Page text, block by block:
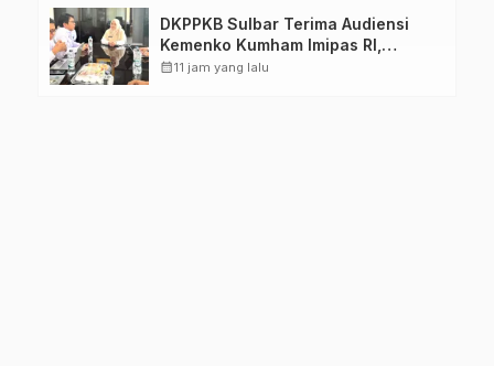
DKPPKB Sulbar Terima Audiensi
Kemenko Kumham Imipas RI,
Perkuat Pelayanan Kesehatan bagi
calendar_month11 jam yang lalu